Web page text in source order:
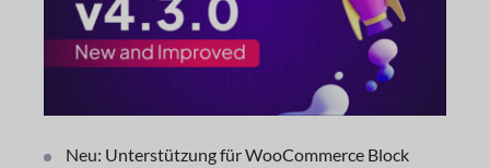
Neu: Unterstützung für WooCommerce Block